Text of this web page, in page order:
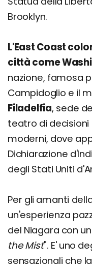
Brooklyn.
L'East Coast
città come
nazione, famosa
Campidoglio e il
Filadelfia, sede
teatro di
moderni, dove
Dichiarazione
degli Stati Uniti
Per gli amanti
un'esperienza
del Niagara con
the Mist". E' uno
sensazionali che